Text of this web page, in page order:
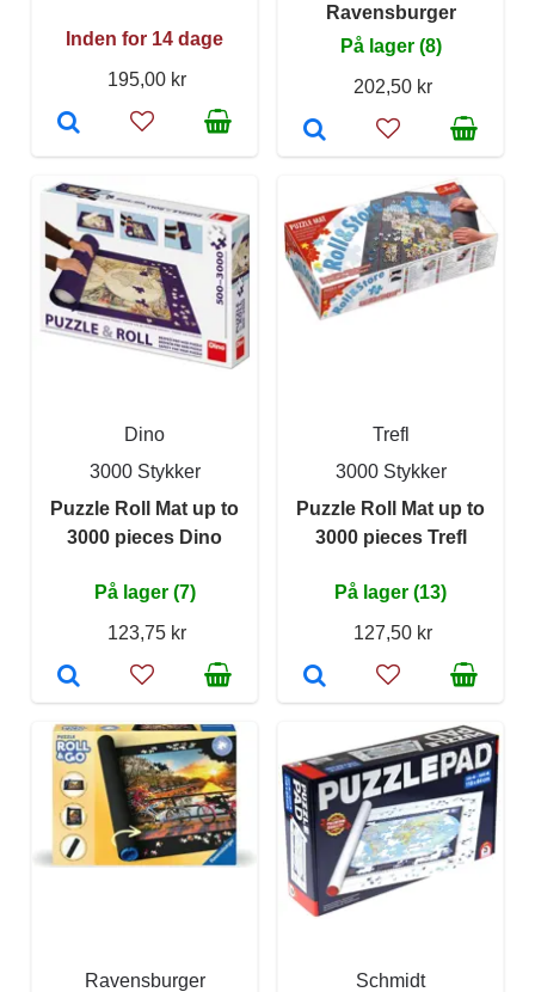
Inden for 14 dage
195,00 kr
Ravensburger
På lager (8)
202,50 kr
Dino
3000 Stykker
Puzzle Roll Mat up to
3000 pieces Dino
På lager (7)
123,75 kr
Trefl
3000 Stykker
Puzzle Roll Mat up to
3000 pieces Trefl
På lager (13)
127,50 kr
Ravensburger
Schmidt